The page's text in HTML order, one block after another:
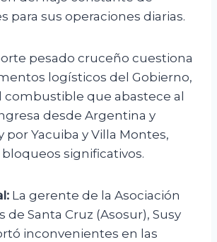
para sus operaciones diarias.
pesado cruceño cuestiona
logísticos del Gobierno,
combustible que abastece al
desde Argentina y
por Yacuiba y Villa Montes,
significativos.
La gerente de la Asociación
de Santa Cruz (Asosur), Susy
inconvenientes en las